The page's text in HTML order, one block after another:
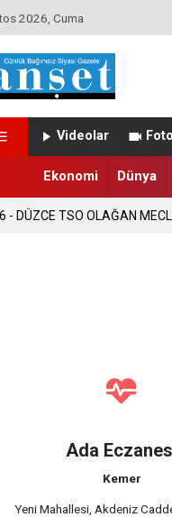
2026, Cuma
Videolar
Ekonomi Dünya
- DÜZCE TSO OLAĞAN
Ada
Kemer
Yeni Mahallesi, Akdeniz